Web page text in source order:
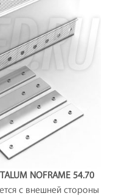
NOFRAME 54.70
с внешней стороны